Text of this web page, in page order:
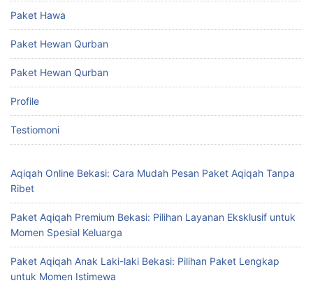
Paket Hawa
Paket Hewan Qurban
Paket Hewan Qurban
Profile
Testiomoni
Aqiqah Online Bekasi: Cara Mudah Pesan Paket Aqiqah Tanpa
Ribet
Paket Aqiqah Premium Bekasi: Pilihan Layanan Eksklusif untuk
Momen Spesial Keluarga
Paket Aqiqah Anak Laki-laki Bekasi: Pilihan Paket Lengkap
untuk Momen Istimewa